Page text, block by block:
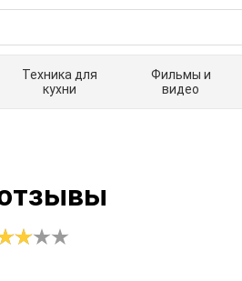
Техника для
кухни
Фильмы и
видео